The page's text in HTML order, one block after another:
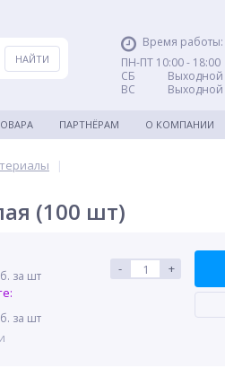
Время работы:
ПН-ПТ 10:00 - 18:00
СБ Выходной
ВС Выходной
ПАРТНЁРАМ О КОМПАНИИ
|
(100 шт)
за шт
за шт
- +